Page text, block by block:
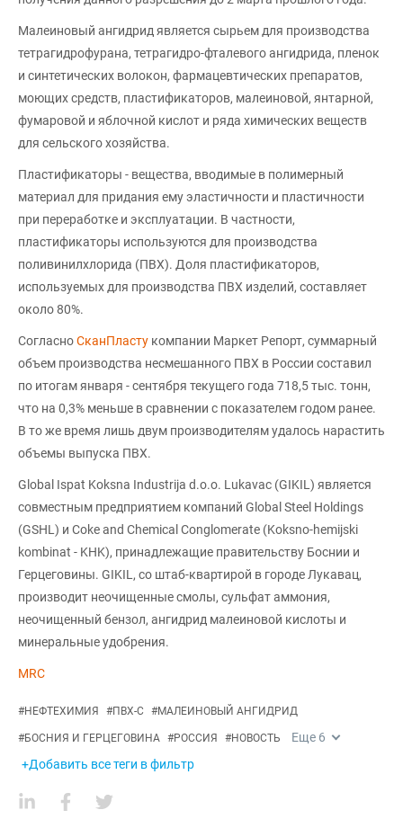
Малеиновый ангидрид является сырьем для производства
тетрагидрофурана, тетрагидро-фталевого ангидрида, пленок
и синтетических волокон, фармацевтических препаратов,
моющих средств, пластификаторов, малеиновой, янтарной,
фумаровой и яблочной кислот и ряда химических веществ
для сельского хозяйства.
Пластификаторы - вещества, вводимые в полимерный
материал для придания ему эластичности и пластичности
при переработке и эксплуатации. В частности,
пластификаторы используются для производства
поливинилхлорида (ПВХ). Доля пластификаторов,
используемых для производства ПВХ изделий, составляет
около 80%.
СогласноСканПласту компании Маркет Репорт, суммарный
объем производства несмешанного ПВХ в России составил
по итогам января - сентября текущего года 718,5 тыс. тонн,
что на 0,3% меньше в сравнении с показателем годом ранее.
В то же время лишь двум производителям удалось нарастить
объемы выпуска ПВХ.
Global Ispat Koksna Industrija d.o.o. Lukavac (GIKIL) является
совместным предприятием компаний Global Steel Holdings
(GSHL) и Coke and Chemical Conglomerate (Koksno-hemijski
kombinat - KHK), принадлежащие правительству Боснии и
Герцеговины. GIKIL, со штаб-квартирой в городе Лукавац,
производит неочищенные смолы, сульфат аммония,
неочищенный бензол, ангидрид малеиновой кислоты и
минеральные удобрения.
MRC
#НЕФТЕХИМИЯ #ПВХ-С #МАЛЕИНОВЫЙ АНГИДРИД
#БОСНИЯ И ГЕРЦЕГОВИНА #РОССИЯ #НОВОСТЬ Еще 6
+Добавить все теги в фильтр